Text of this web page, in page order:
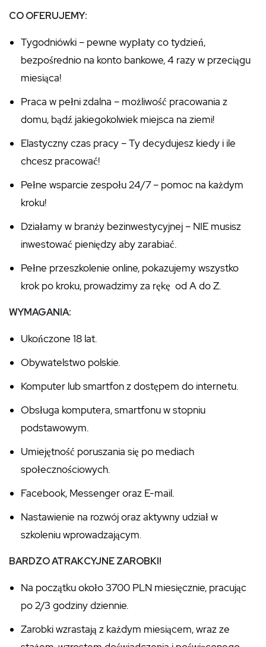
CO OFERUJEMY:
Tygodniówki – pewne wypłaty co tydzień,
bezpośrednio na konto bankowe, 4 razy w przeciągu
miesiąca!
Praca w pełni zdalna – możliwość pracowania z
domu, bądź jakiegokolwiek miejsca na ziemi!
Elastyczny czas pracy – Ty decydujesz kiedy i ile
chcesz pracować!
Pełne wsparcie zespołu 24/7 – pomoc na każdym
kroku!
Działamy w branży bezinwestycyjnej – NIE musisz
inwestować pieniędzy aby zarabiać.
Pełne przeszkolenie online, pokazujemy wszystko
krok po kroku, prowadzimy za rękę od A do Z.
WYMAGANIA:
Ukończone 18 lat.
Obywatelstwo polskie.
Komputer lub smartfon z dostępem do internetu.
Obsługa komputera, smartfonu w stopniu
podstawowym.
Umiejętność poruszania się po mediach
społecznościowych.
Facebook, Messenger oraz E-mail.
Nastawienie na rozwój oraz aktywny udział w
szkoleniu wprowadzającym.
BARDZO ATRAKCYJNE ZAROBKI!
Na początku około 3700 PLN miesięcznie, pracując
po 2/3 godziny dziennie.
Zarobki wzrastają z każdym miesiącem, wraz ze